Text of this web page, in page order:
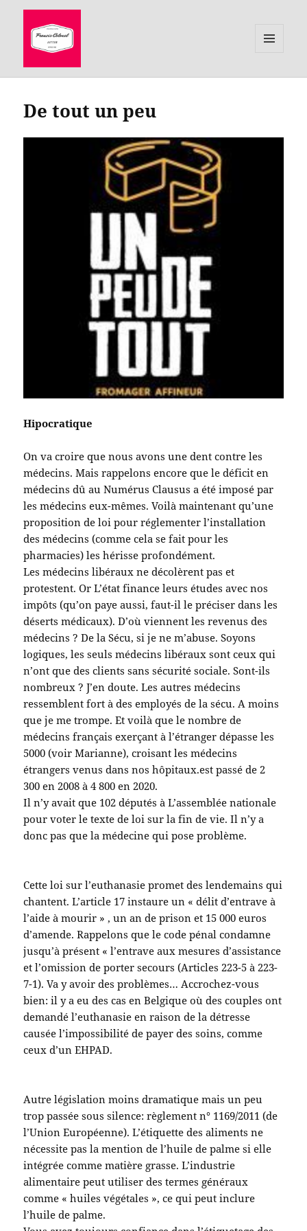
WIDGETS
De tout un peu
Hipocratique
On va croire que nous avons une dent contre les
médecins. Mais rappelons encore que le déficit en
médecins dû au Numérus Clausus a été imposé par
les médecins eux-mêmes. Voilà maintenant qu’une
proposition de loi pour réglementer l’installation
des médecins (comme cela se fait pour les
pharmacies) les hérisse profondément.
Les médecins libéraux ne décolèrent pas et
protestent. Or L’état finance leurs études avec nos
impôts (qu’on paye aussi, faut-il le préciser dans les
déserts médicaux). D’où viennent les revenus des
médecins ? De la Sécu, si je ne m’abuse. Soyons
logiques, les seuls médecins libéraux sont ceux qui
n’ont que des clients sans sécurité sociale. Sont-ils
nombreux ? J’en doute. Les autres médecins
ressemblent fort à des employés de la sécu. A moins
que je me trompe. Et voilà que le nombre de
médecins français exerçant à l’étranger dépasse les
5000 (voir Marianne), croisant les médecins
étrangers venus dans nos hôpitaux.est passé de 2
300 en 2008 à 4 800 en 2020.
Il n’y avait que 102 députés à L’assemblée nationale
pour voter le texte de loi sur la fin de vie. Il n’y a
donc pas que la médecine qui pose problème.
Cette loi sur l’euthanasie promet des lendemains qui
chantent. L’article 17 instaure un « délit d’entrave à
l’aide à mourir » , un an de prison et 15 000 euros
d’amende. Rappelons que le code pénal condamne
jusqu’à présent « l’entrave aux mesures d’assistance
et l’omission de porter secours (Articles 223-5 à 223-
7-1). Va y avoir des problèmes… Accrochez-vous
bien: il y a eu des cas en Belgique où des couples ont
demandé l’euthanasie en raison de la détresse
causée l’impossibilité de payer des soins, comme
ceux d’un EHPAD.
Autre législation moins dramatique mais un peu
trop passée sous silence: règlement n° 1169/2011 (de
l’Union Européenne). L’étiquette des aliments ne
nécessite pas la mention de l’huile de palme si elle
intégrée comme matière grasse. L’industrie
alimentaire peut utiliser des termes généraux
comme « huiles végétales », ce qui peut inclure
l’huile de palme.